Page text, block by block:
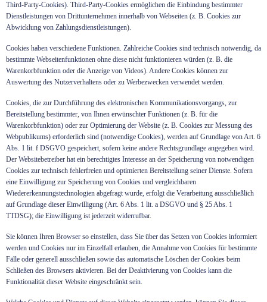
Third-Party-Cookies). Third-Party-Cookies ermöglichen die Einbindung bestimmter
Dienstleistungen von Drittunternehmen innerhalb von Webseiten (z. B. Cookies zur
Abwicklung von Zahlungsdienstleistungen).
Cookies haben verschiedene Funktionen. Zahlreiche Cookies sind technisch notwendig, da
bestimmte Webseitenfunktionen ohne diese nicht funktionieren würden (z. B. die
Warenkorbfunktion oder die Anzeige von Videos). Andere Cookies können zur
Auswertung des Nutzerverhaltens oder zu Werbezwecken verwendet werden.
Cookies, die zur Durchführung des elektronischen Kommunikationsvorgangs, zur
Bereitstellung bestimmter, von Ihnen erwünschter Funktionen (z. B. für die
Warenkorbfunktion) oder zur Optimierung der Website (z. B. Cookies zur Messung des
Webpublikums) erforderlich sind (notwendige Cookies), werden auf Grundlage von Art. 6
Abs. 1 lit. f DSGVO gespeichert, sofern keine andere Rechtsgrundlage angegeben wird.
Der Websitebetreiber hat ein berechtigtes Interesse an der Speicherung von notwendigen
Cookies zur technisch fehlerfreien und optimierten Bereitstellung seiner Dienste. Sofern
eine Einwilligung zur Speicherung von Cookies und vergleichbaren
Wiedererkennungstechnologien abgefragt wurde, erfolgt die Verarbeitung ausschließlich
auf Grundlage dieser Einwilligung (Art. 6 Abs. 1 lit. a DSGVO und § 25 Abs. 1
TTDSG); die Einwilligung ist jederzeit widerrufbar.
Sie können Ihren Browser so einstellen, dass Sie über das Setzen von Cookies informiert
werden und Cookies nur im Einzelfall erlauben, die Annahme von Cookies für bestimmte
Fälle oder generell ausschließen sowie das automatische Löschen der Cookies beim
Schließen des Browsers aktivieren. Bei der Deaktivierung von Cookies kann die
Funktionalität dieser Website eingeschränkt sein.